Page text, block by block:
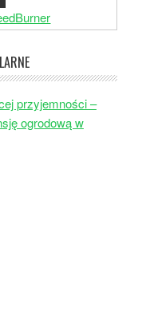
przyjemności –
ogrodową w